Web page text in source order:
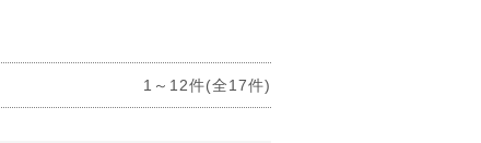
1～12件(全17件)